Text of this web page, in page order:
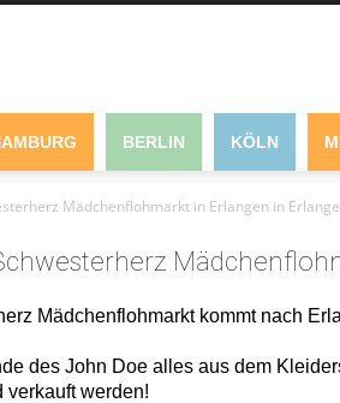
BERLIN KÖLN
Mädchenflohmarkt in Erlangen in
Mädchenflohmarkt kommt nach
des John Doe alles aus dem
verkauft werden!